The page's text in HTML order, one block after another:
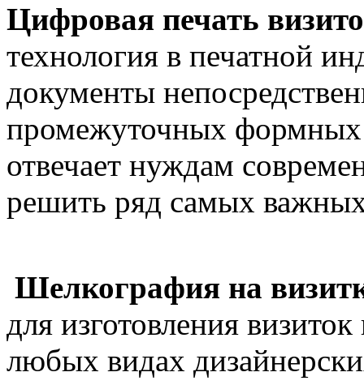
Цифровая печать
технология в печатной
документы
промежуточных формных
отвечает нуждам
решить ряд самых
Шелкография на
для изготовления
любых видах